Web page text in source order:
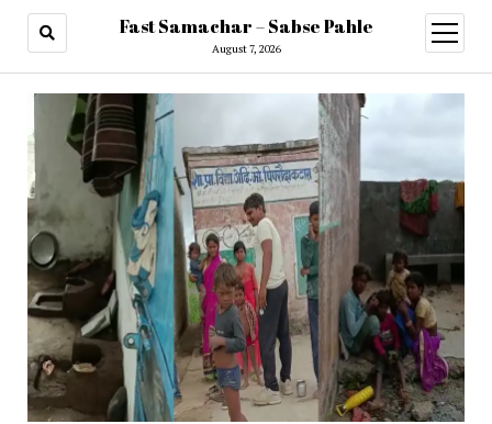
Fast Samachar – Sabse Pahle
August 7, 2026
open
menu